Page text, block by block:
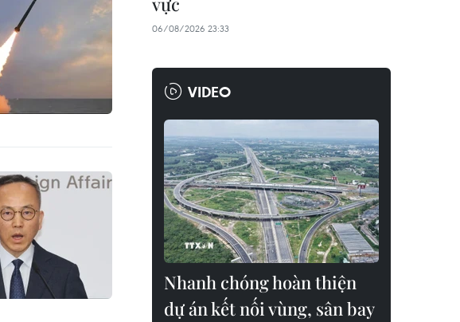
06/08/2026 23:33
VIDEO
Nhanh chóng hoàn thiện
dự án kết nối vùng, sân bay